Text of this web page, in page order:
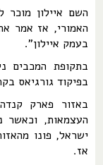
השם איילון מוכר
האמורי, אז אמר
בעמק איילון".
בתקופת המכבים
בפיקוד גורגיאס
באזור פארק
העצמאות, וכאשר
ישראל, פונו
אז.